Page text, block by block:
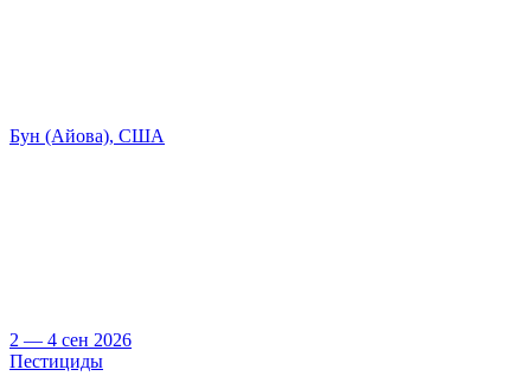
Бун (Айова), США
2 — 4 сен 2026
Пестициды